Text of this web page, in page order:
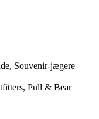
Souvenir-jægere
Pull & Bear